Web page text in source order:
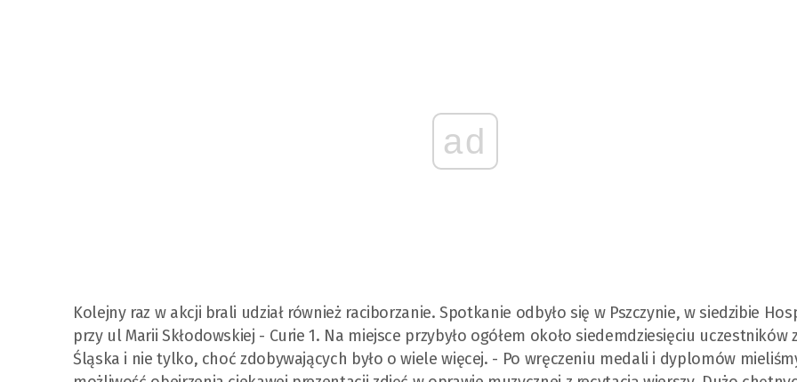
ad
Kolejny raz w akcji brali udział również raciborzanie. Spotkanie odbyło się w Pszczynie, w siedzibie
przy ul Marii Skłodowskiej - Curie 1. Na miejsce przybyło ogółem około siedemdziesięciu uczestników
Śląska i nie tylko, choć zdobywających było o wiele więcej. - Po wręczeniu medali i dyplomów